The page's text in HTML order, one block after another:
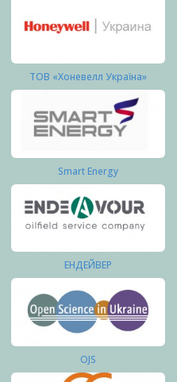
ТОВ «Хоневелл Україна»
Smart Energy
ЕНДЕЙВЕР
OJS